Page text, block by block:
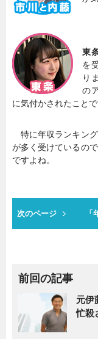
東
を
り
の
に気付かされたことで
特に年収ランキン
が多く受けているの
ですよね。
次のページ
前回の記事
元伊
忙殺